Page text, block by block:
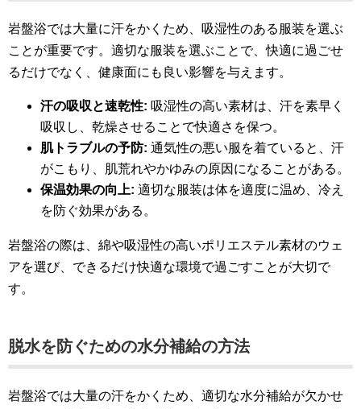
岩盤浴では大量に汗をかくため、吸湿性のある服装を選ぶ
ことが重要です。適切な服装を選ぶことで、快適に過ごせ
るだけでなく、健康面にも良い影響を与えます。
汗の吸収と速乾性: 吸湿性の高い素材は、汗を素早く
吸収し、乾燥させることで快適さを保つ。
肌トラブルの予防: 通気性の悪い服を着ていると、汗
がこもり、肌荒れやかゆみの原因になることがある。
保温効果の向上: 適切な服装は体を適度に温め、冷え
を防ぐ効果がある。
岩盤浴の際は、綿や吸湿性の高いポリエステル素材のウェ
アを選び、できるだけ快適な環境で過ごすことが大切で
す。
脱水を防ぐための水分補給の方法
岩盤浴では大量の汗をかくため、適切な水分補給が欠かせ